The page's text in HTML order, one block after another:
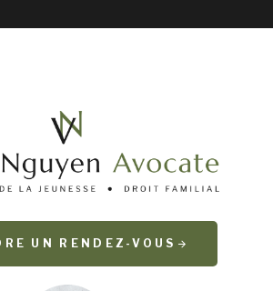
UN RENDEZ-VOUS